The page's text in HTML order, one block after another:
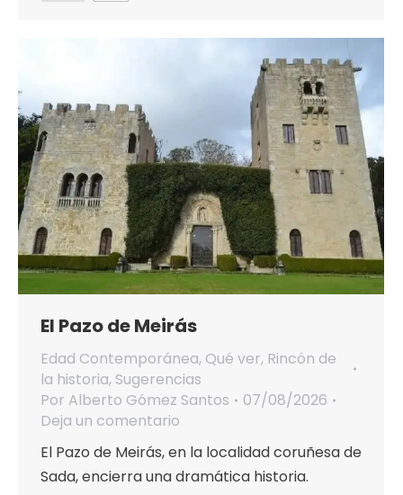
El Pazo de Meirás
Edad Contemporánea, Qué ver, Rincón de
la historia, Sugerencias
Por Alberto Gómez Santos
07/08/2026
Deja un comentario
El Pazo de Meirás, en la localidad coruñesa de
Sada, encierra una dramática historia.